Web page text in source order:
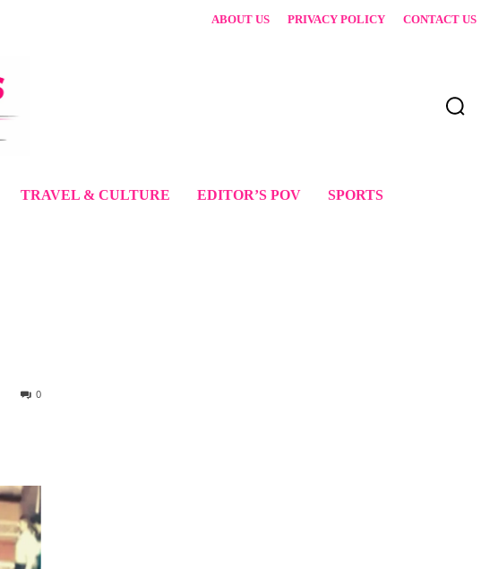
ABOUT US PRIVACY POLICY CONTACT US
TRAVEL & CULTURE EDITOR’S POV SPORTS
0